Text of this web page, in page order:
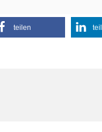
teilen